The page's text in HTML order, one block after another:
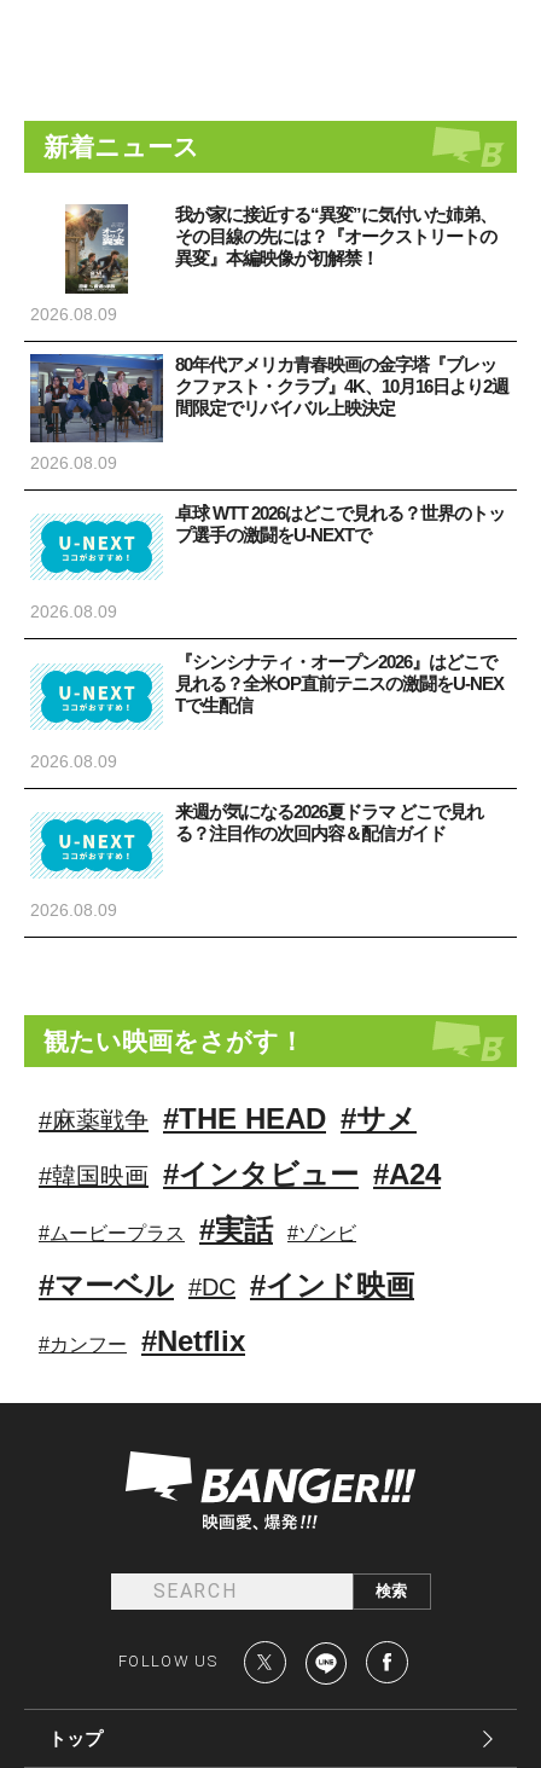
新着ニュース
我が家に接近する“異変”に気付いた姉弟、
その目線の先には？『オークストリートの
異変』本編映像が初解禁！
2026.08.09
80年代アメリカ青春映画の金字塔『ブレッ
クファスト・クラブ』4K、10月16日より2週
間限定でリバイバル上映決定
2026.08.09
卓球 WTT 2026はどこで見れる？世界のトッ
プ選手の激闘をU-NEXTで
2026.08.09
『シンシナティ・オープン2026』はどこで
見れる？全米OP直前テニスの激闘をU-NEX
Tで生配信
2026.08.09
来週が気になる2026夏ドラマ どこで見れ
る？注目作の次回内容＆配信ガイド
2026.08.09
観たい映画をさがす！
#麻薬戦争 #THE HEAD #サメ
#韓国映画 #インタビュー #A24
#ムービープラス #実話 #ゾンビ
#マーベル #DC #インド映画
#カンフー #Netflix
FOLLOW US
トップ